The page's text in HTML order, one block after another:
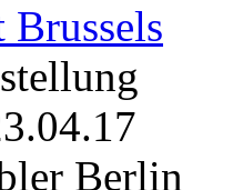
Brussels
Berlin